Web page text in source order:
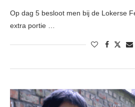
Op dag 5 besloot men bij de Lokerse
extra portie …